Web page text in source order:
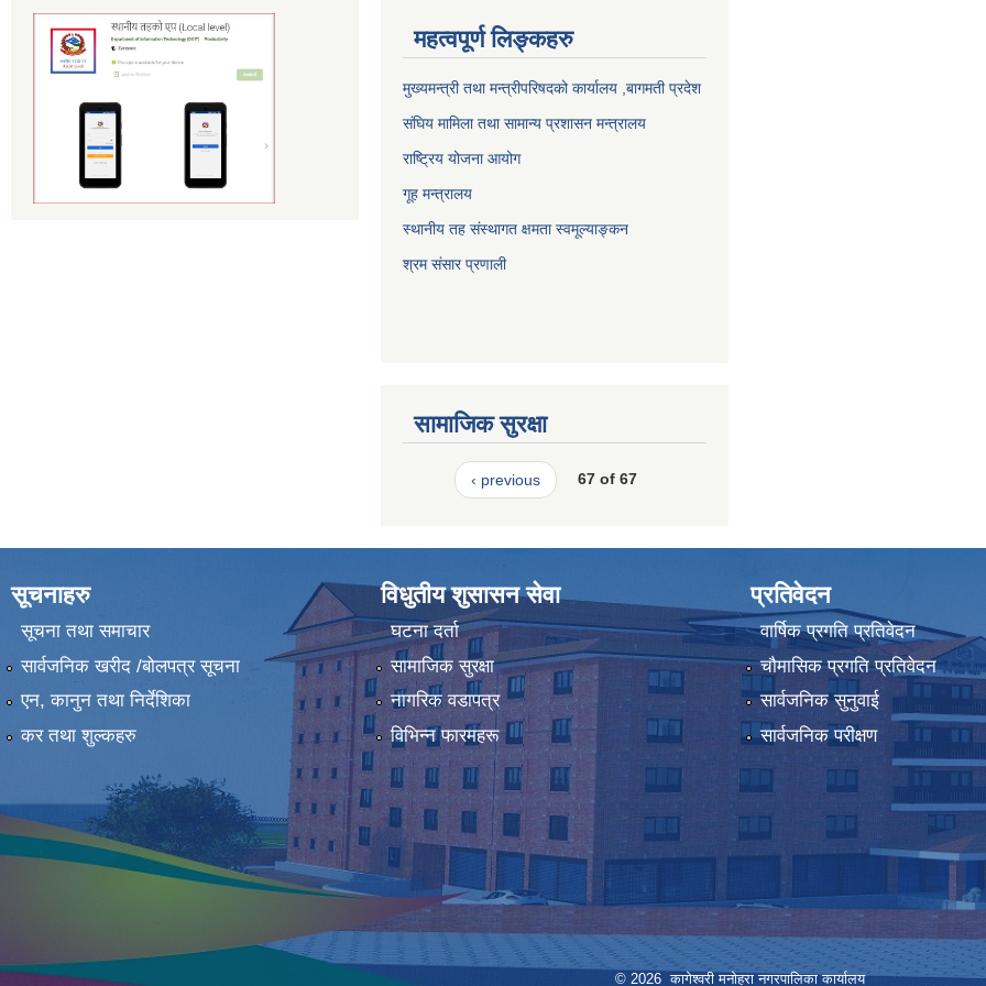
महत्वपूर्ण लिङ्कहरु
मुख्यमन्त्री तथा मन्त्रीपरिषदको कार्यालय ,बागमती प्रदेश
संघिय मामिला तथा सामान्य प्रशासन मन्त्रालय
राष्ट्रिय योजना आयोग
गूह मन्त्रालय
स्थानीय तह संस्थागत क्षमता स्वमूल्याङ्कन
श्रम संसार प्रणाली
सामाजिक सुरक्षा
‹ previous 67 of 67
सूचनाहरु
सूचना तथा समाचार
सार्वजनिक खरीद /बोलपत्र सूचना
एन, कानुन तथा निर्देशिका
कर तथा शुल्कहरु
विधुतीय शुसासन सेवा
घटना दर्ता
सामाजिक सुरक्षा
नागरिक वडापत्र
विभिन्न फारमहरू
प्रतिवेदन
वार्षिक प्रगति प्रतिवेदन
चौमासिक प्रगति प्रतिवेदन
सार्वजनिक सुनुवाई
सार्वजनिक परीक्षण
© 2026 कागेश्वरी मनोहरा नगरपालिका कार्यालय